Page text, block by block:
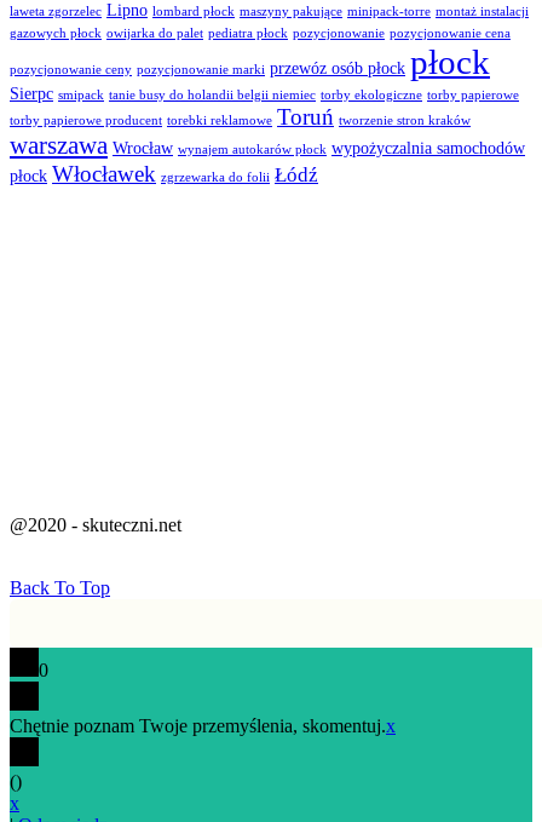
laweta zgorzelec Lipno lombard płock maszyny pakujące minipack-torre montaż instalacji
gazowych płock owijarka do palet pediatra płock pozycjonowanie pozycjonowanie cena
pozycjonowanie ceny pozycjonowanie marki przewóz osób płock płock
Sierpc smipack tanie busy do holandii belgii niemiec torby ekologiczne torby papierowe
torby papierowe producent torebki reklamowe Toruń tworzenie stron kraków
warszawa Wrocław wynajem autokarów płock wypożyczalnia samochodów
płock Włocławek zgrzewarka do folii Łódź
@2020 - skuteczni.net
Back To Top
0
Chętnie poznam Twoje przemyślenia, skomentuj.x
()
x